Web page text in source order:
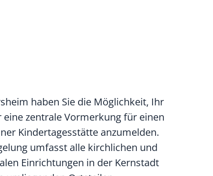
haben Sie die Möglichkeit, Ihr
eine zentrale Vormerkung für einen
Kindertagesstätte anzumelden.
umfasst alle kirchlichen und
Einrichtungen in der Kernstadt